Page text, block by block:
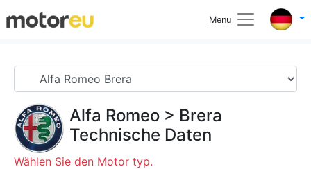
Menu
Alfa Romeo > Brera
Technische Daten
Wählen Sie den Motor typ.